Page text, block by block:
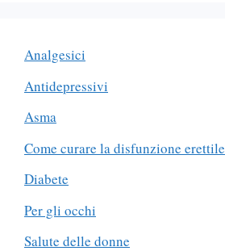
Analgesici
Antidepressivi
Asma
Come curare la disfunzione erettile
Diabete
Per gli occhi
Salute delle donne